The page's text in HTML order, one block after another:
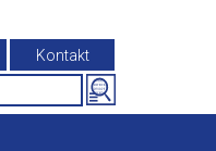
Kontakt
Search
for: